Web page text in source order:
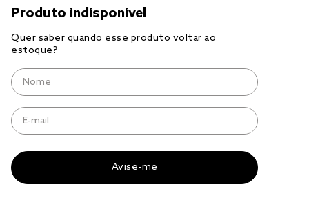
solteiro king
cobre leito
jogo cama casal